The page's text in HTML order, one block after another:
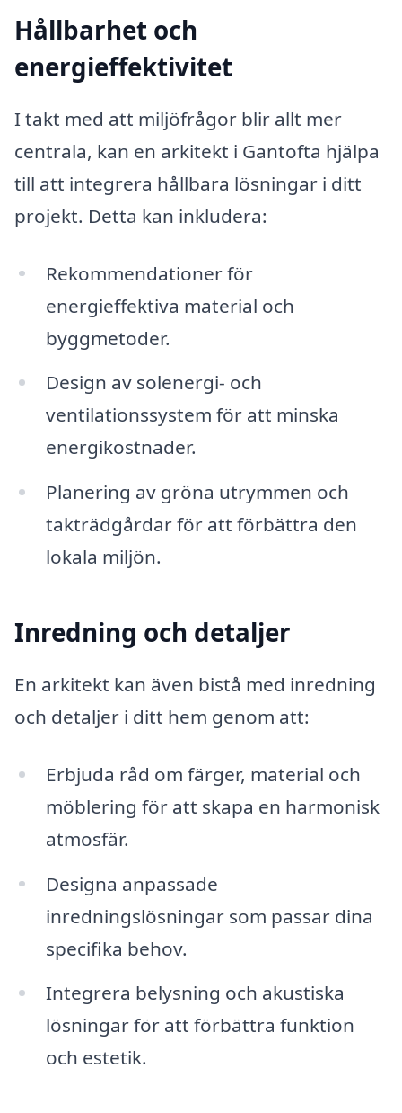
Hållbarhet och
energieffektivitet
I takt med att miljöfrågor blir allt mer
centrala, kan en arkitekt i Gantofta hjälpa
till att integrera hållbara lösningar i ditt
projekt. Detta kan inkludera:
Rekommendationer för
energieffektiva material och
byggmetoder.
Design av solenergi- och
ventilationssystem för att minska
energikostnader.
Planering av gröna utrymmen och
takträdgårdar för att förbättra den
lokala miljön.
Inredning och detaljer
En arkitekt kan även bistå med inredning
och detaljer i ditt hem genom att:
Erbjuda råd om färger, material och
möblering för att skapa en harmonisk
atmosfär.
Designa anpassade
inredningslösningar som passar dina
specifika behov.
Integrera belysning och akustiska
lösningar för att förbättra funktion
och estetik.